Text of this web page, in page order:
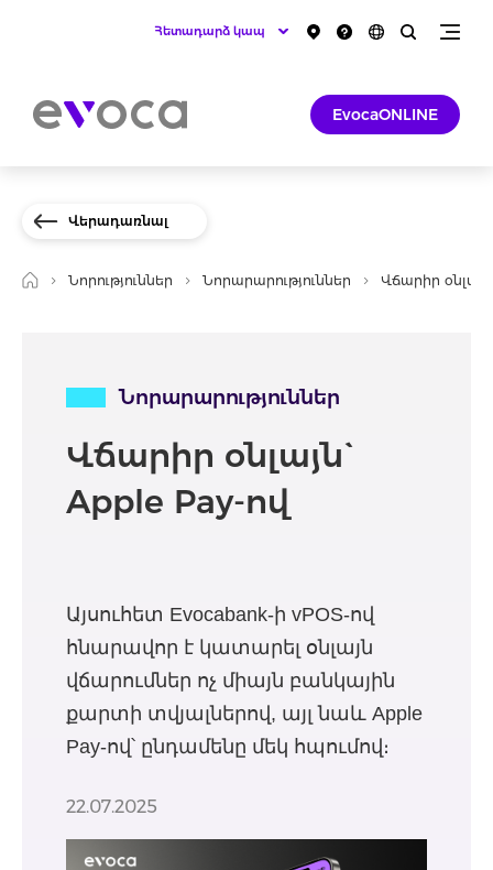
Հետադարձ կապ
EvocaONLINE
Վերադառնալ
Նորություններ Նորարարություններ Վճարիր
Նորարարություններ
Վճարիր օնլայն`
Apple Pay-ով
Այսուհետ Evocabank-ի vPOS-ով
հնարավոր է կատարել օնլայն
վճարումներ ոչ միայն բանկային
քարտի տվյալներով, այլ նաև Apple
Pay-ով՝ ընդամենը մեկ հպումով։
22.07.2025